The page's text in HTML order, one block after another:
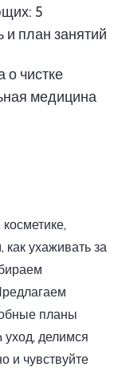
5
и план занятий
о чистке
медицина
ухаживать за
планы
делимся
и чувствуйте